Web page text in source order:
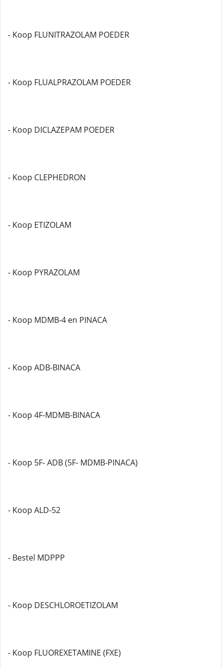
- Koop FLUNITRAZOLAM POEDER
- Koop FLUALPRAZOLAM POEDER
- Koop DICLAZEPAM POEDER
- Koop CLEPHEDRON
- Koop ETIZOLAM
- Koop PYRAZOLAM
- Koop MDMB-4 en PINACA
- Koop ADB-BINACA
- Koop 4F-MDMB-BINACA
- Koop 5F- ADB (5F- MDMB-PINACA)
- Koop ALD-52
- Bestel MDPPP
- Koop DESCHLOROETIZOLAM
- Koop FLUOREXETAMINE (FXE)